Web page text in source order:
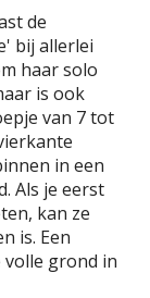
de
bij allerlei
haar solo
is ook
van 7 tot
in een
Als je eerst
kan ze
is. Een
grond in